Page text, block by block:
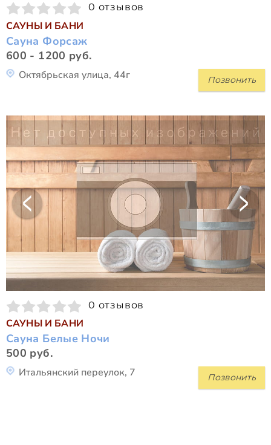
0 отзывов
САУНЫ И БАНИ
Сауна Форсаж
600 - 1200 руб.
Позвонить
Октябрьская улица, 44г
0 отзывов
САУНЫ И БАНИ
Сауна Белые Ночи
500 руб.
Позвонить
Итальянский переулок, 7